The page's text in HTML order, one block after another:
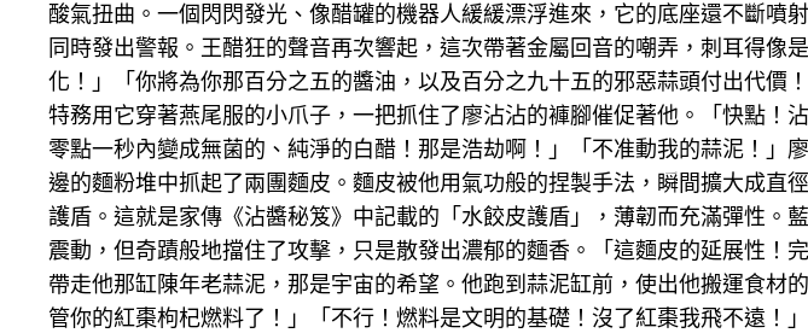
酸氣扭曲。一個閃閃發光、像醋罐的機器人緩緩漂浮進來，它的底座還不斷噴
同時發出警報。王醋狂的聲音再次響起，這次帶著金屬回音的嘲弄，刺耳得
化！」「你將為你那百分之五的醬油，以及百分之九十五的邪惡蒜頭付出代
特務用它穿著燕尾服的小爪子，一把抓住了廖沾沾的褲腳催促著他。「快點
零點一秒內變成無菌的、純淨的白醋！那是浩劫啊！」「不准動我的蒜泥！
邊的麵粉堆中抓起了兩團麵皮。麵皮被他用氣功般的捏製手法，瞬間擴大成
護盾。這就是家傳《沾醬秘笈》中記載的「水餃皮護盾」，薄韌而充滿彈性
震動，但奇蹟般地擋住了攻擊，只是散發出濃郁的麵香。「這麵皮的延展性
帶走他那缸陳年老蒜泥，那是宇宙的希望。他跑到蒜泥缸前，使出他搬運食
管你的紅棗枸杞燃料了！」「不行！燃料是文明的基礎！沒了紅棗我飛不遠